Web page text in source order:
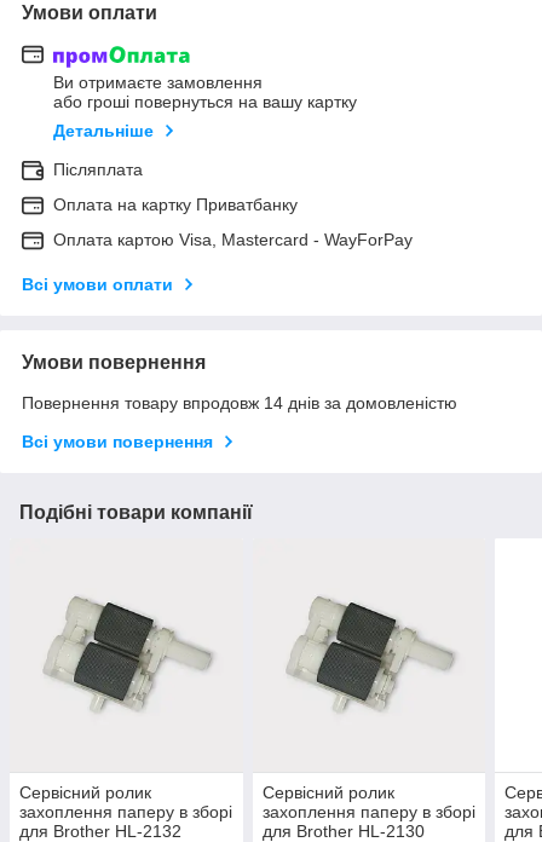
Умови оплати
Ви отримаєте замовлення
або гроші повернуться на вашу картку
Детальніше
Післяплата
Оплата на картку Приватбанку
Оплата картою Visa, Mastercard - WayForPay
Всі умови оплати
Умови повернення
Повернення товару впродовж 14 днів за домовленістю
Всі умови повернення
Подібні товари компанії
Сервісний ролик
захоплення паперу в зборі
для Brother HL-2132
Сервісний ролик
захоплення паперу в зборі
для Brother HL-2130
для